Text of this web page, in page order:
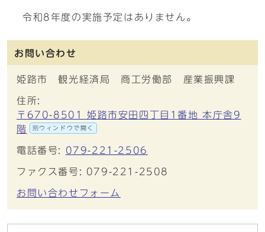
令和8年度の実施予定はありません。
お問い合わせ
姫路市 観光経済局 商工労働部 産業振興課
住所:
〒670-8501 姫路市安田四丁目1番地 本庁舎9
階
別ウィンドウで開く
電話番号: 079-221-2506
ファクス番号: 079-221-2508
お問い合わせフォーム